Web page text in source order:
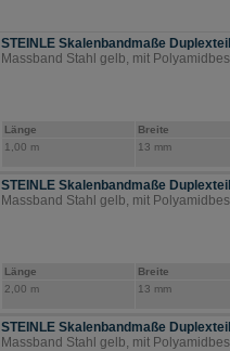
STEINLE Skalenbandmaße
Massband Stahl gelb, mit
Länge Breite
1,00 m
13 mm
STEINLE Skalenbandmaße
Massband Stahl gelb, mit
Länge Breite
2,00 m
13 mm
STEINLE Skalenbandmaße
Massband Stahl gelb, mit